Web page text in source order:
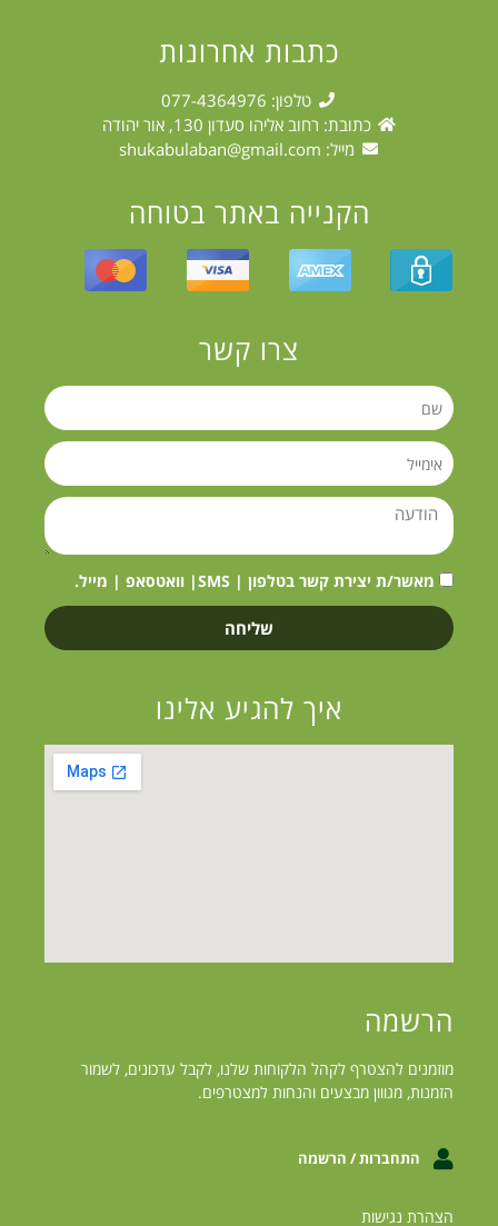
כתבות אחרונות
טלפון: 077-4364976
כתובת: רחוב אליהו סעדון 130, אור יהודה
מייל: shukabulaban@gmail.com
הקנייה באתר בטוחה
צרו קשר
מאשר/ת יצירת קשר בטלפון | SMS| וואטסאפ | מייל.
שליחה
איך להגיע אלינו
הרשמה
מוזמנים להצטרף לקהל הלקוחות שלנו, לקבל עדכונים, לשמור
הזמנות, מגווון מבצעים והנחות למצטרפים.
התחברות / הרשמה
הצהרת נגישות